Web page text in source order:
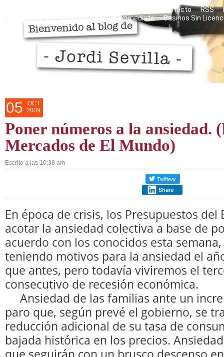
Contacto RSS
Casino Non Aams Con Prelievo Immediato
Casinos Sin
05
OCT
2009
Poner números a la ansiedad.
Mercados de El Mundo)
Escrito a las 10:38 am
Share
En época de crisis, los Presupuestos
acotar la ansiedad colectiva a base de
acuerdo con los conocidos esta
teniendo motivos para la ansiedad el
que antes, pero todavía viviremos el
consecutivo de recesión económica.
Ansiedad de las familias ante un
paro que, según prevé el gobierno, se
reducción adicional de su tasa de
bajada histórica en los precios.